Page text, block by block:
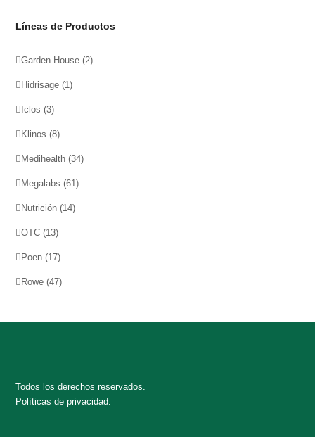
Líneas de Productos
Garden House (2)
Hidrisage (1)
Iclos (3)
Klinos (8)
Medihealth (34)
Megalabs (61)
Nutrición (14)
OTC (13)
Poen (17)
Rowe (47)
Todos los derechos reservados.
Políticas de privacidad.